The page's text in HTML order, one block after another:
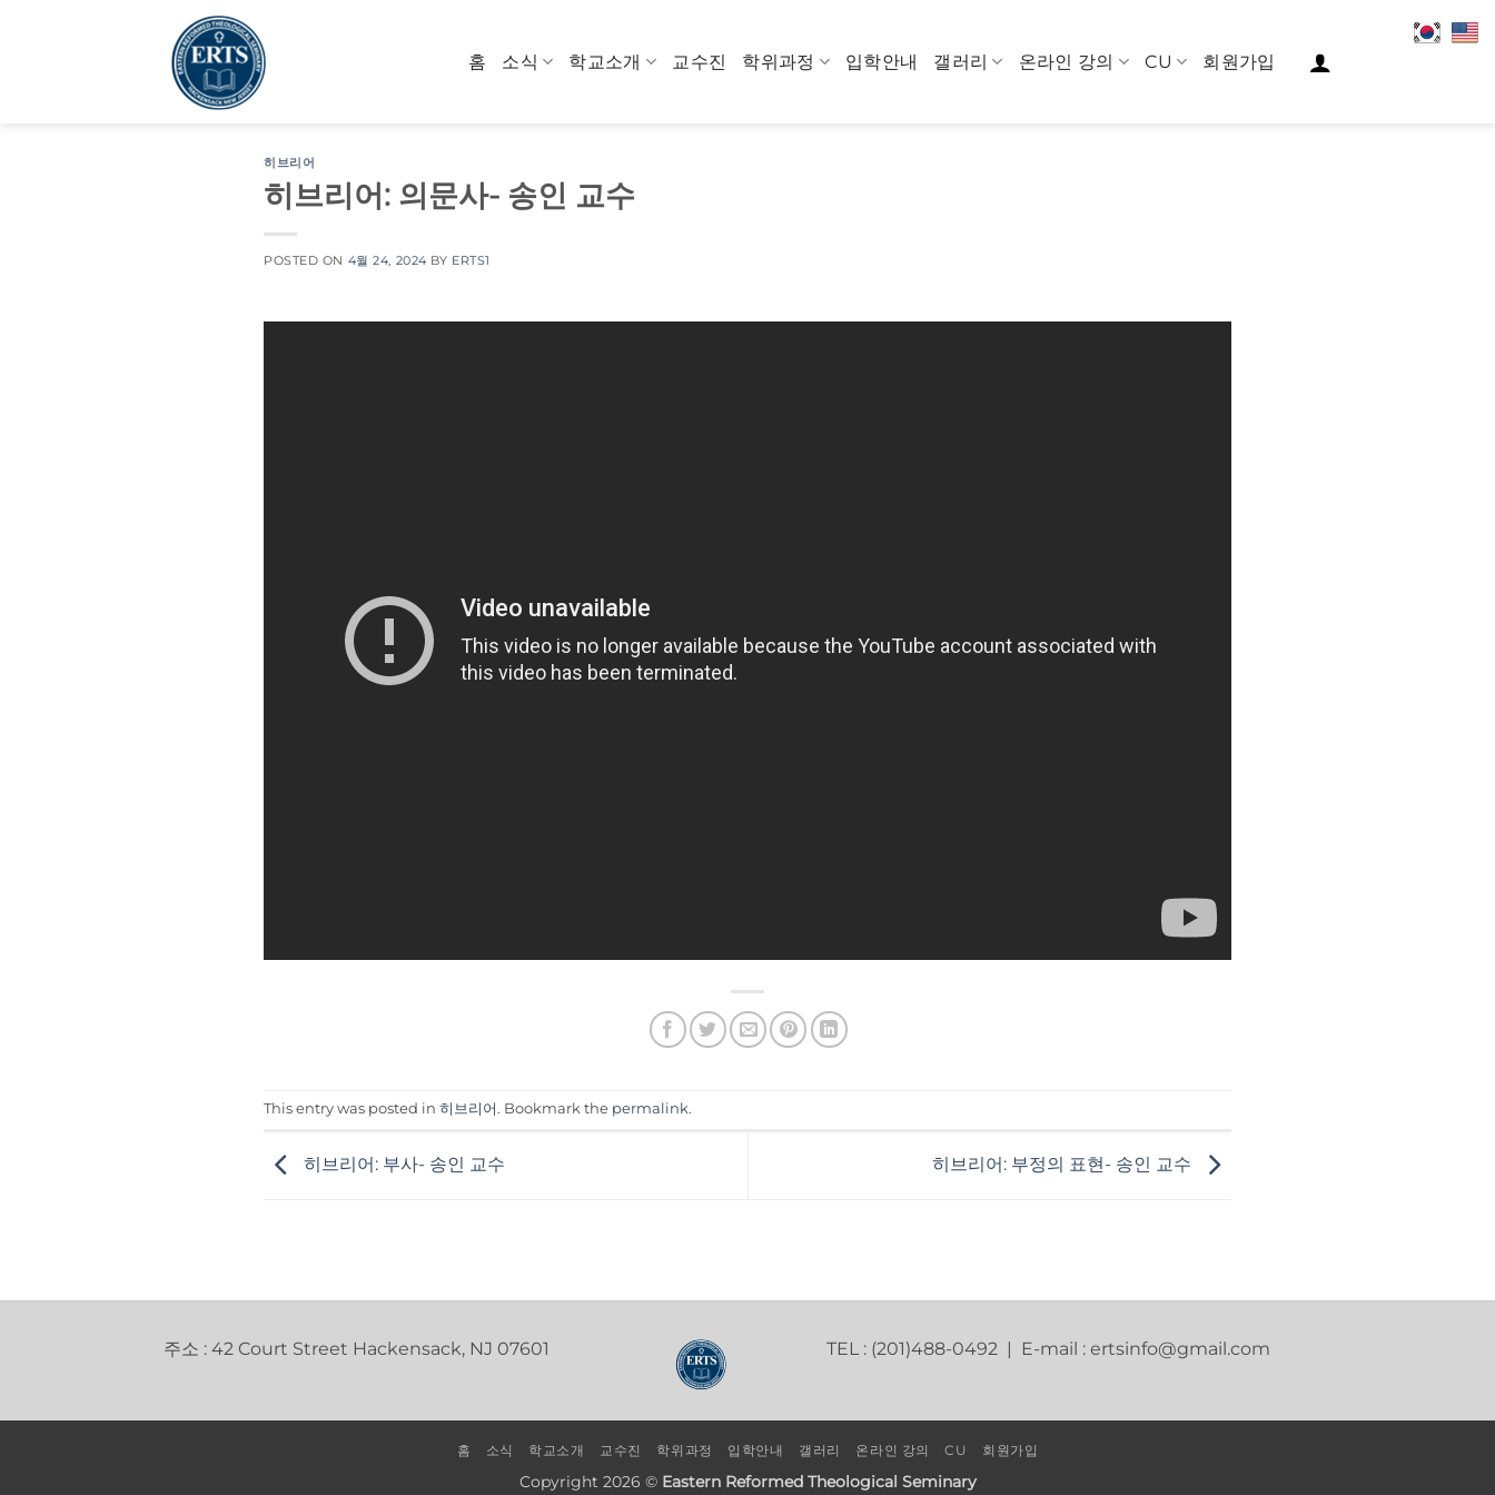
홈 소식 학교소개 교수진 학위과정 입학안내 갤러리 온라인 강의 CU 회원가입
히브리어
히브리어: 의문사- 송인 교수
POSTED ON 4월 24, 2024 BY ERTS1
This entry was posted in 히브리어 . Bookmark the permalink.
히브리어: 부사- 송인 교수 히브리어: 부정의 표현- 송인 교수
주소 : 42 Court Street Hackensack, NJ 07601 TEL : (201)488-0492 | E-mail : ertsinfo@gmail.com
홈 소식 학교소개 교수진 학위과정 입학안내 갤러리 온라인 강의 CU 회원가입
Copyright 2026 © Eastern Reformed Theological Seminary